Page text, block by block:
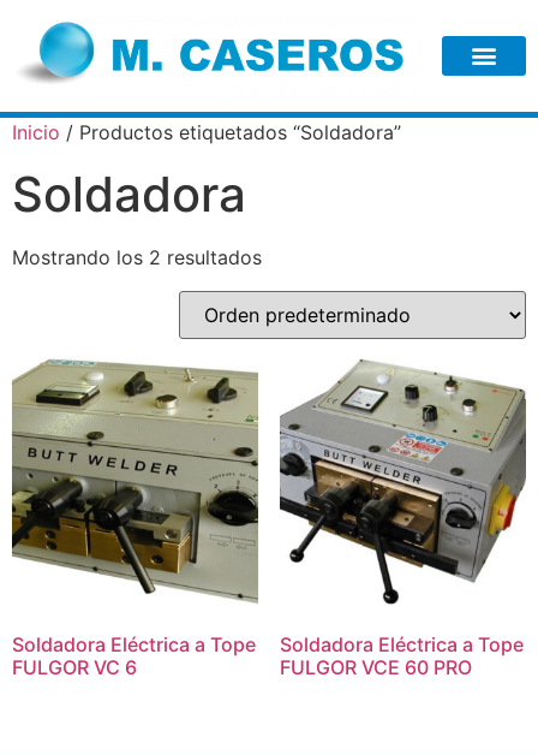
Inicio / Productos etiquetados “Soldadora”
Soldadora
Mostrando los 2 resultados
Soldadora Eléctrica a Tope
FULGOR VC 6
Soldadora Eléctrica a Tope
FULGOR VCE 60 PRO